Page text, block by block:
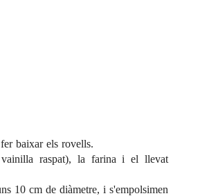
baixar els rovells.
raspat), la farina i el llevat
10 cm de diàmetre, i s'empolsimen